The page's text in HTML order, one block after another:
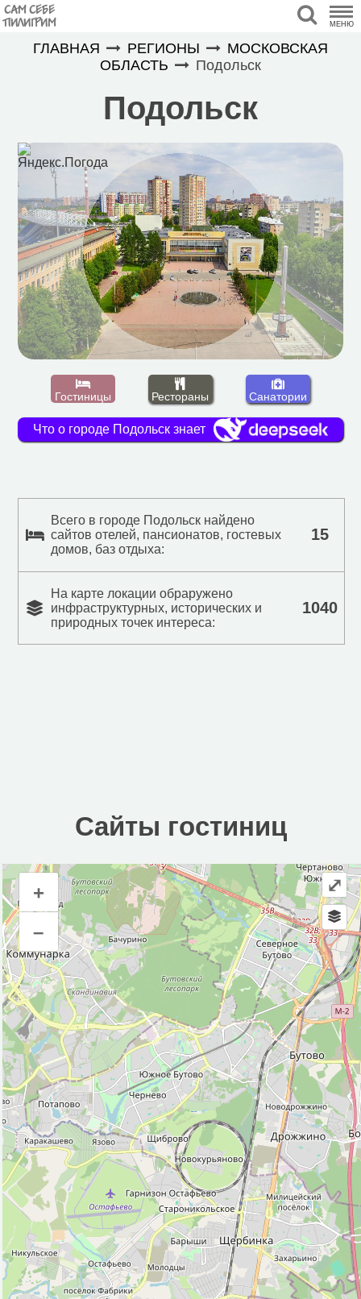
САМ СЕБЕ
ПИЛИГРИМ МЕНЮ
ГЛАВНАЯ РЕГИОНЫ
МОСКОВСКАЯ
ОБЛАСТЬ
Подольск
Подольск
Гостиницы Рестораны Санатории
Что о городе Подольск знает
Всего в городе Подольск найдено
сайтов отелей, пансионатов, гостевых
домов, баз отдыха:
15
На карте локации обраружено
инфраструктурных, исторических и
природных точек интереса:
1040
Сайты гостиниц
Сайты гостиниц
Инфраструктура
Автозаправочная станция (6)
Автомобильная зарядная станция (2)
Автомойка (12)
Автопарковка (141)
Автостанция, автовокзал (1)
Аптека (73)
Банк (21)
Банкомат (12)
Бар (2)
Библиотека (5)
Больница (10)
Ветеринар (5)
Водонапорная башня (4)
Гостиница (4)
Кафе (22)
Колодец (1)
Ледовый каток (2)
Магазин (494)
Место для костра (1)
Место для пикника (11)
Место для рыбалки (6)
+
–
⤢